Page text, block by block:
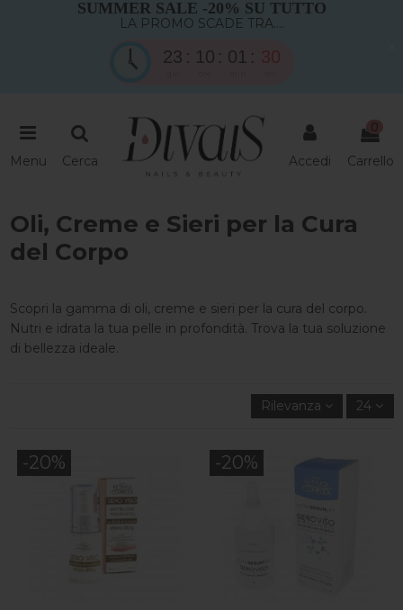
SUMMER SALE -20% SU TUTTO
LA PROMO SCADE TRA....
23 10 01 29
Menu Cerca Accedi
0
Carrello
Oli, Creme e Sieri per la Cura
del Corpo
Scopri la gamma di oli, creme e sieri per la cura del corpo.
Nutri e idrata la tua pelle in profondità. Trova la tua soluzione
di bellezza ideale.
Rilevanza 24
-20% -20%